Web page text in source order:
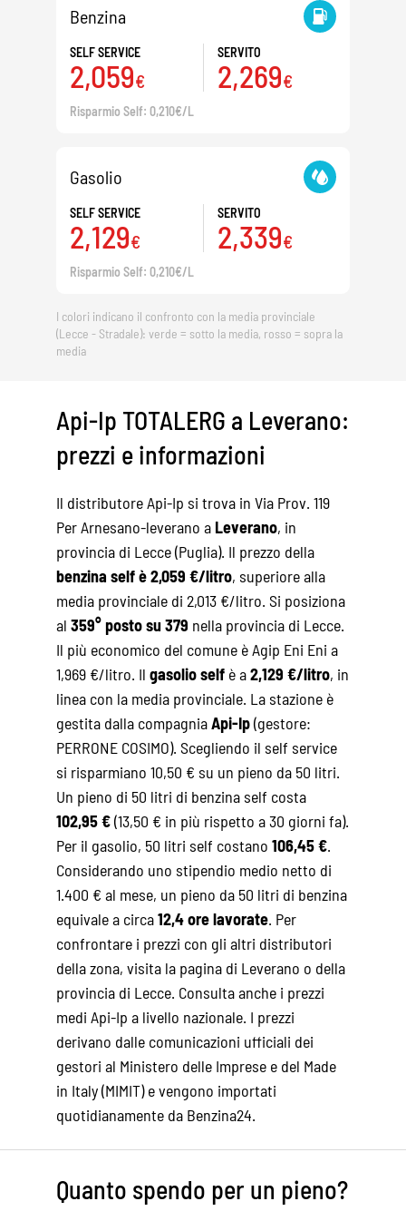
Benzina
SELF SERVICE
2,059€
SERVITO
2,269€
Risparmio Self: 0,210€/L
Gasolio
SELF SERVICE
2,129€
SERVITO
2,339€
Risparmio Self: 0,210€/L
I colori indicano il confronto con la media provinciale
(Lecce - Stradale): verde = sotto la media, rosso = sopra la
media
Api-Ip TOTALERG a Leverano:
prezzi e informazioni
Il distributore Api-Ip si trova in Via Prov. 119
Per Arnesano-leverano a Leverano, in
provincia di Lecce (Puglia). Il prezzo della
benzina self è 2,059 €/litro, superiore alla
media provinciale di 2,013 €/litro. Si posiziona
al 359° posto su 379 nella provincia di Lecce.
Il più economico del comune è Agip Eni Eni a
1,969 €/litro. Il gasolio self è a2,129 €/litro, in
linea con la media provinciale. La stazione è
gestita dalla compagniaApi-Ip(gestore:
PERRONE COSIMO). Scegliendo il self service
si risparmiano 10,50 € su un pieno da 50 litri.
Un pieno di 50 litri di benzina self costa
102,95 €(13,50 € in più rispetto a 30 giorni fa).
Per il gasolio, 50 litri self costano 106,45 €.
Considerando uno stipendio medio netto di
1.400 € al mese, un pieno da 50 litri di benzina
equivale a circa12,4 ore lavorate. Per
confrontare i prezzi con gli altri distributori
della zona, visita la pagina di Leverano o della
provincia di Lecce. Consulta anche i prezzi
medi Api-Ip a livello nazionale. I prezzi
derivano dalle comunicazioni ufficiali dei
gestori al Ministero delle Imprese e del Made
in Italy (MIMIT) e vengono importati
quotidianamente da Benzina24.
Quanto spendo per un pieno?